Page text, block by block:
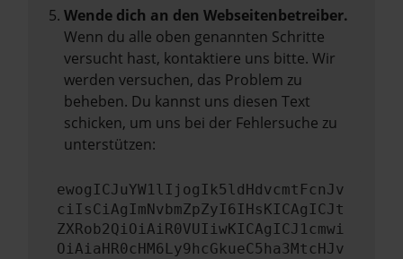
Wende dich an den Webseitenbetreiber.
Wenn du alle oben genannten Schritte
versucht hast, kontaktiere uns bitte. Wir
werden versuchen, das Problem zu
beheben. Du kannst uns diesen Text
schicken, um uns bei der Fehlersuche zu
unterstützen:
ewogICJuYW1lIjogIk5ldHdvcmtFcnJv
ciIsCiAgImNvbmZpZyI6IHsKICAgICJt
ZXRob2QiOiAiR0VUIiwKICAgICJ1cmwi
OiAiaHR0cHM6Ly9hcGkueC5ha3MtcHJv